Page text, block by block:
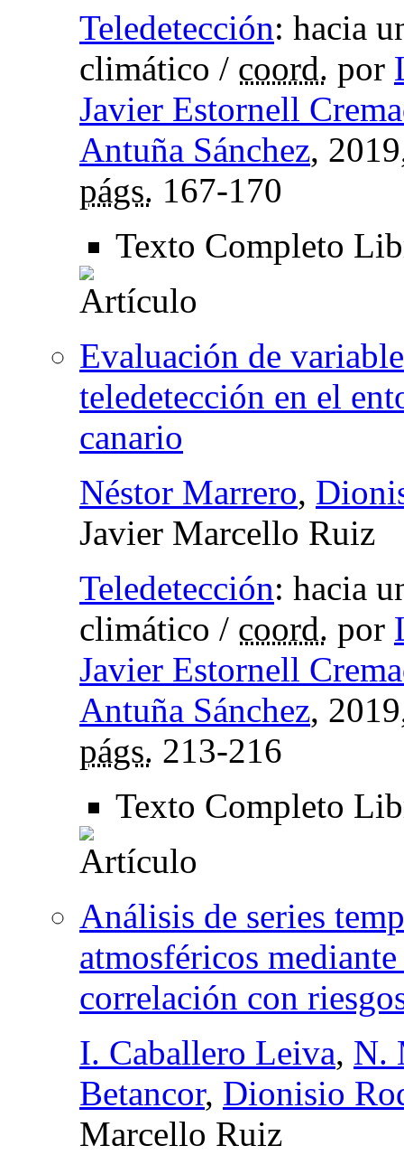
Teledetección: hacia
climático / coord. por
Javier Estornell
Antuña Sánchez,
págs. 167-170
Texto Completo
Evaluación de
teledetección en el
canario
Néstor Marrero,
Javier Marcello Ruiz
Teledetección: hacia
climático / coord. por
Javier Estornell
Antuña Sánchez,
págs. 213-216
Texto Completo
Análisis de series
atmosféricos
correlación con
I. Caballero Leiva, N.
Betancor, Dionisio
Marcello Ruiz